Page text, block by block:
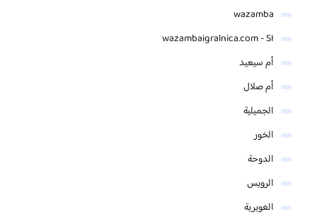
wazamba
wazambaigralnica.com - SI
أم سيعيد
أم صلال
الجميلية
الخور
الدوحة
الرويس
الغويرية